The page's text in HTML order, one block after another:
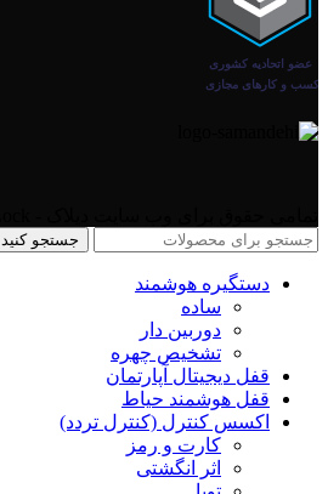
جستجو کنید
دستگیره هوشمند
ساده
دوربین دار
تشخیص چهره
قفل دیجیتال آپارتمان
قفل هوشمند حیاط
اکسس کنترل (کنترل تردد)
کارت و رمز
اثر انگشتی